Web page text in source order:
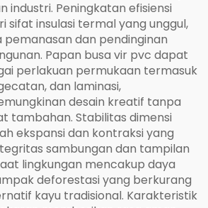
industri. Peningkatan efisiensi
sifat insulasi termal yang unggul,
pemanasan dan pendinginan
Papan busa vir pvc dapat
perlakuan permukaan termasuk
dan laminasi,
desain kreatif tanpa
tambahan. Stabilitas dimensi
ekspansi dan kontraksi yang
sambungan dan tampilan
lingkungan mencakup daya
deforestasi yang berkurang
kayu tradisional. Karakteristik